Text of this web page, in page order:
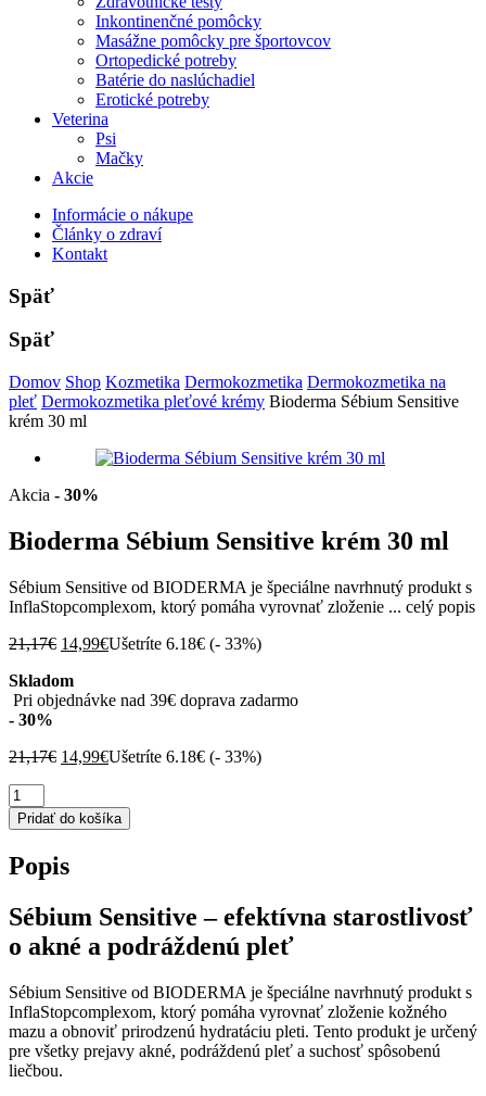
Inkontinenčné pomôcky
Masážne pomôcky pre športovcov
Ortopedické potreby
Batérie do naslúchadiel
Erotické potreby
Veterina
Psi
Mačky
Akcie
Informácie o nákupe
Články o zdraví
Kontakt
Späť
Späť
Domov Shop Kozmetika Dermokozmetika Dermokozmetika na
pleť Dermokozmetika pleťové krémy Bioderma Sébium Sensitive
krém 30 ml
Akcia - 30%
Bioderma Sébium Sensitive krém 30 ml
Sébium Sensitive od BIODERMA je špeciálne navrhnutý produkt s
InflaStopcomplexom, ktorý pomáha vyrovnať zloženie ... celý popis
21,17€ Pôvodná
bola:
21,17€.
14,99€Aktuálna
14,99€.
Ušetríte 6.18€ (- 33%)
Skladom
Pri objednávke nad 39€ doprava zadarmo
- 30%
21,17€ Pôvodná
21,17€.
14,99€Aktuálna
14,99€.
Ušetríte 6.18€ (- 33%)
množstvo
Bioderma
Sébium
krém
ml
Pridať do košíka
Popis
Sébium Sensitive – efektívna starostlivosť
o akné a podráždenú pleť
Sébium Sensitive od BIODERMA je špeciálne navrhnutý produkt s
InflaStopcomplexom, ktorý pomáha vyrovnať zloženie kožného
mazu a obnoviť prirodzenú hydratáciu pleti. Tento produkt je určený
pre všetky prejavy akné, podráždenú pleť a suchosť spôsobenú
liečbou.